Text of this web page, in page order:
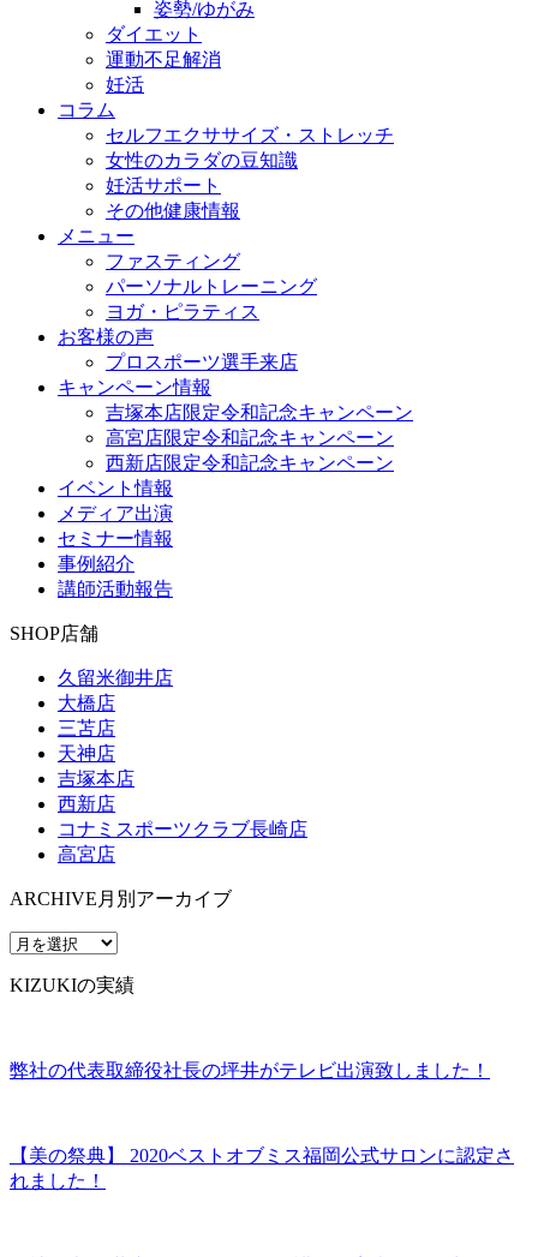
姿勢/ゆがみ
ダイエット
運動不足解消
妊活
コラム
セルフエクササイズ・ストレッチ
女性のカラダの豆知識
妊活サポート
その他健康情報
メニュー
ファスティング
パーソナルトレーニング
ヨガ・ピラティス
お客様の声
プロスポーツ選手来店
キャンペーン情報
吉塚本店限定令和記念キャンペーン
高宮店限定令和記念キャンペーン
西新店限定令和記念キャンペーン
イベント情報
メディア出演
セミナー情報
事例紹介
講師活動報告
SHOP店舗
久留米御井店
大橋店
三苫店
天神店
吉塚本店
西新店
コナミスポーツクラブ長崎店
高宮店
ARCHIVE 月別アーカイブ
KIZUKIの実績
弊社の代表取締役社長の坪井がテレビ出演致しました！
【美の祭典】 2020ベストオブミス福岡公式サロンに認定さ
れました！